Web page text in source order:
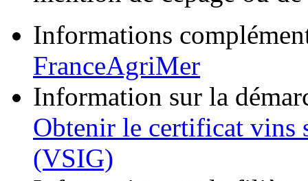
Informations
FranceAgriMer
Information sur la
Obtenir le certificat vins
(VSIG)